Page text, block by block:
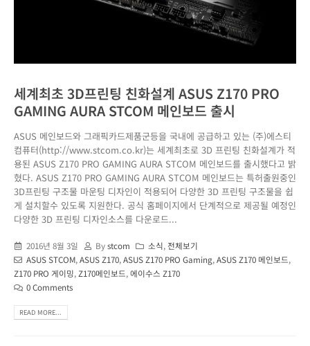
세계최초 3D프린팅 친화설계 ASUS Z170 PRO
GAMING AURA STCOM 메인보드 출시
ASUS 메인보드와 그래픽카드제품군등을 국내에 공급하고 있는 (주)에스티
컴퓨터(http://www.stcom.co.kr)는 세계최초로 3D 프린팅 친화설계가 적
용된 ASUS Z170 PRO GAMING AURA STCOM 메인보드를 출시했다고 밝
혔다. ASUS Z170 PRO GAMING AURA STCOM 메인보드는 특허출원중인
3D프린팅 구조물 마운팅 디자인이 적용되어 다양한 3D 프린팅 구조물을 쉽
게 설치할수 있도록 지원한다. 공식 홈페이지에서 단계적으로 제공될 예정인
다양한 3D 프린팅 디자인소스를 다운로드...
2016년 8월 3일 Bystcom 소식, 전체보기
ASUS STCOM,ASUS Z170,ASUS Z170 PRO Gaming,ASUS Z170 메인보드,
Z170 PRO 게이밍, Z170메인보드,에이수스 Z170
0 Comments
READ MORE...